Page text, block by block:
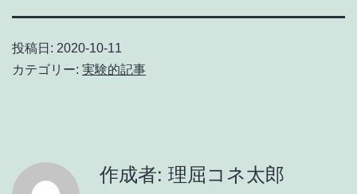
投稿日: 2020-10-11
カテゴリー: 実験的記事
作成者: 理屈コネ太郎